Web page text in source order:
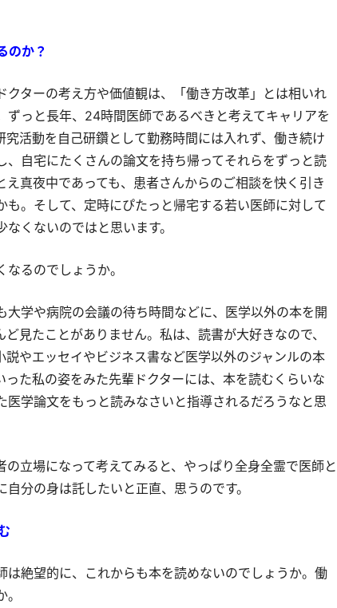
のか？
クターの考え方や価値観は、「働き方改革」とは相いれ
ずっと長年、24時間医師であるべきと考えてキャリアを
活動を自己研鑽として勤務時間には入れず、働き続け
、自宅にたくさんの論文を持ち帰ってそれらをずっと読
真夜中であっても、患者さんからのご相談を快く引き
も。そして、定時にぴたっと帰宅する若い医師に対して
なくないのではと思います。
るのでしょうか。
大学や病院の会議の待ち時間などに、医学以外の本を開
見たことがありません。私は、読書が大好きなので、
説やエッセイやビジネス書など医学以外のジャンルの本
った私の姿をみた先輩ドクターには、本を読むくらいな
医学論文をもっと読みなさいと指導されるだろうなと思
立場になって考えてみると、やっぱり全身全霊で医師と
分の身は託したいと正直、思うのです。
は絶望的に、これからも本を読めないのでしょうか。働